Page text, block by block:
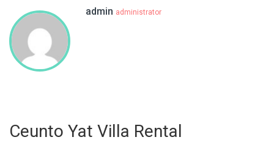
admin administrator
Ceunto Yat Villa Rental